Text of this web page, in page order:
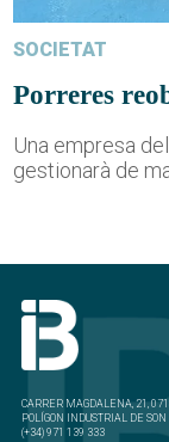
SOCIETAT
Porreres
Una empresa
gestionarà de
CARRER MAGDALENA, 21,
POLÍGON INDUSTRIAL DE
(+34) 971 139 333